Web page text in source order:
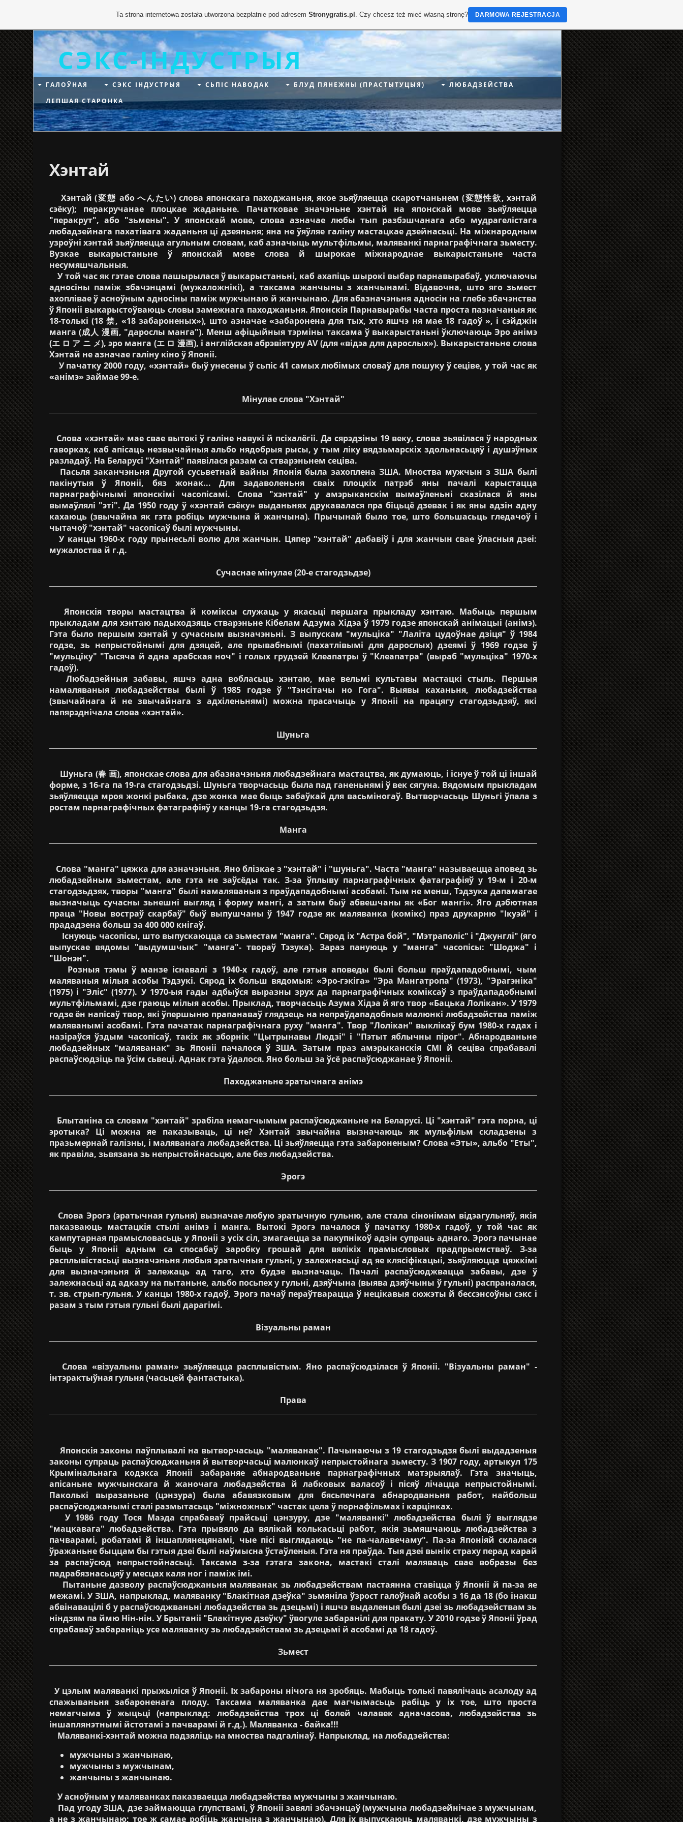
СЭКС-ІНДУСТРЫЯ
ГАЛОЎНАЯ СЭКС ІНДУСТРЫЯ СЬПІС НАВОДАК БЛУД ПЯНЕЖНЫ (ПРАСТЫТУЦЫЯ)
ЛЮБАДЗЕЙСТВА
ЛЕПШАЯ СТАРОНКА
Хэнтай
Хэнтай (変態 або へんたい) слова японскага паходжаньня, якое зьяўляецца скаротчаньнем (変態性欲, хэнтай
сэёку); перакручанае плоцкае жаданьне. Пачатковае значэньне хэнтай на японскай мове зьяўляецца
"перакрут", або "зьмены". У японскай мове, слова азначае любы тып разбэшчанага або мудрагелістага
любадзейнага пахатівага жаданьня ці дзеяньня; яна не ўяўляе галіну мастацкае дзейнасьці. На міжнародным
узроўні хэнтай зьяўляецца агульным словам, каб азначыць мультфільмы, маляванкі парнаграфічнага зьместу.
Вузкае выкарыстаньне ў японскай мове слова й шырокае міжнароднае выкарыстаньне часта
несумяшчальныя.
У той час як гэтае слова пашырылася ў выкарыстаньні, каб ахапіць шырокі выбар парнавырабаў, уключаючы
адносіны паміж збачэнцамі (мужаложнікі), а таксама жанчыны з жанчынамі. Відавочна, што яго зьмест
ахоплівае ў асноўным адносіны паміж мужчынаю й жанчынаю. Для абазначэньня адносін на глебе збачэнства
ў Японіі выкарыстоўваюць словы замежнага паходжаньня. Японскія Парнавырабы часта проста пазначаныя як
18-толькі (18 禁, «18 забароненых»), што азначае «забаронена для тых, хто яшчэ ня мае 18 гадоў », і сэйджін
манга (成人 漫画, "дарослы манга"). Менш афіцыйныя тэрміны таксама ў выкарыстаньні ўключаюць Эро анімэ
(エ ロ ア ニ メ), эро манга (エ ロ 漫画), і англійская абрэвіятуру AV (для «відэа для дарослых»). Выкарыстаньне слова
Хэнтай не азначае галіну кіно ў Японіі.
У пачатку 2000 году, «хэнтай» быў унесены ў сьпіс 41 самых любімых словаў для пошуку ў сеціве, у той час як
«анімэ» займае 99-е.
Мінулае слова "Хэнтай"
Слова «хэнтай» мае свае вытокі ў галіне навукі й псіхалёгіі. Да сярэдзіны 19 веку, слова зьявілася ў народных
гаворках, каб апісаць незвычайныя альбо нядобрыя рысы, у тым ліку вядзьмарскіх здольнасьцяў і душэўных
разладаў. На Беларусі "Хэнтай" паявілася разам са стварэньнем сеціва.
Пасьля заканчэньня Другой сусьветнай вайны Японія была захоплена ЗША. Мноства мужчын з ЗША былі
пакінутыя ў Японіі, бяз жонак... Для задаволеньня сваіх плоцкіх патрэб яны пачалі карыстацца
парнаграфічнымі японскімі часопісамі. Слова "хэнтай" у амэрыканскім вымаўленьні сказілася й яны
вымаўлялі "эті". Да 1950 году ў «хэнтай сэёку» выданьнях друкавалася пра біцьцё дзевак і як яны адзін адну
кахаюць (звычайна як гэта робіць мужчына й жанчына). Прычынай было тое, што большасьць гледачоў і
чытачоў "хэнтай" часопісаў былі мужчыны.
У канцы 1960-х году прынесьлі волю для жанчын. Цяпер "хэнтай" дабавіў і для жанчын свае ўласныя дзеі:
мужалоства й г.д.
Сучаснае мінулае (20-е стагодзьдзе)
Японскія творы мастацтва й коміксы служаць у якасьці першага прыкладу хэнтаю. Мабыць першым
прыкладам для хэнтаю падыходзяць стварэньне Кібелам Адзума Хідэа ў 1979 годзе японскай анімацыі (анімэ).
Гэта было першым хэнтай у сучасным вызначэньні. З выпускам "мульціка" "Лаліта цудоўнае дзіця" ў 1984
годзе, зь непрыстойнымі для дзяцей, але прывабнымі (пахатлівымі для дарослых) дзеямі ў 1969 годзе ў
"мульціку" "Тысяча й адна арабская ноч" і голых грудзей Клеапатры ў "Клеапатра" (выраб "мульціка" 1970-х
гадоў).
Любадзейныя забавы, яшчэ адна вобласьць хэнтаю, мае вельмі культавы мастацкі стыль. Першыя
намаляваныя любадзействы былі ў 1985 годзе ў "Тэнсітачы но Гога". Выявы каханьня, любадзейства
(звычайнага й не звычайнага з адхіленьнямі) можна прасачыць у Японіі на працягу стагодзьдзяў, які
папярэднічала слова «хэнтай».
Шуньга
Шуньга (春 画), японскае слова для абазначэньня любадзейнага мастацтва, як думаюць, і існуе ў той ці іншай
форме, з 16-га па 19-га стагодзьдзі. Шуньга творчасьць была пад ганеньнямі ў век сягуна. Вядомым прыкладам
зьяўляецца мроя жонкі рыбака, дзе жонка мае быць забаўкай для васьміногаў. Вытворчасьць Шуньгі ўпала з
ростам парнаграфічных фатаграфіяў у канцы 19-га стагодзьдзя.
Манга
Слова "манга" цяжка для азначэньня. Яно блізкае з "хэнтай" і "шуньга". Часта "манга" называецца аповед зь
любадзейным зьместам, але гэта не заўсёды так. З-за ўплыву парнаграфічных фатаграфіяў у 19-м і 20-м
стагодзьдзях, творы "манга" былі намаляваныя з праўдападобнымі асобамі. Тым не менш, Тэдзука дапамагае
вызначыць сучасны зьнешні выгляд і форму мангі, а затым быў абвешчаны як «Бог мангі». Яго дэбютная
праца "Новы востраў скарбаў" быў выпушчаны ў 1947 годзе як маляванка (комікс) праз друкарню "Ікуэй" і
прададзена больш за 400 000 кнігаў.
Існуюць часопісы, што выпускаюцца са зьместам "манга". Сярод іх "Астра бой", "Мэтраполіс" і "Джунглі" (яго
выпускае вядомы "выдумшчык" "манга"- твораў Тэзука). Зараз пануюць у "манга" часопісы: "Шоджа" і
"Шонэн".
Розныя тэмы ў манзе існавалі з 1940-х гадоў, але гэтыя аповеды былі больш праўдападобнымі, чым
маляваныя мілыя асобы Тэдзукі. Сярод іх больш вядомыя: «Эро-гэкіга» "Эра Мангатропа" (1973), "Эрагэніка"
(1975) і "Эліс" (1977). У 1970-ыя гады адбыўся выразны зрух да парнаграфічных коміксаў з праўдападобнымі
мультфільмамі, дзе граюць мілыя асобы. Прыклад, творчасьць Азума Хідэа й яго твор «Бацька Лолікан». У 1979
годзе ён напісаў твор, які ўпершыню прапанаваў глядзець на непраўдападобныя малюнкі любадзейства паміж
маляванымі асобамі. Гэта пачатак парнаграфічнага руху "манга". Твор "Лолікан" выклікаў бум 1980-х гадах і
назіраўся ўздым часопісаў, такіх як зборнік "Цытрынавы Людзі" і "Пэтыт яблычны пірог". Абнародваньне
любадзейных "маляванак" зь Японіі пачалося ў ЗША. Затым праз амэрыканскія СМІ й сеціва спрабавалі
распаўсюдзіць па ўсім сьвеці. Аднак гэта ўдалося. Яно больш за ўсё распаўсюджанае ў Японіі.
Паходжаньне эратычнага анімэ
Блытаніна са словам "хэнтай" зрабіла немагчымым распаўсюджаньне на Беларусі. Ці "хэнтай" гэта порна, ці
эротыка? Ці можна яе паказываць, ці не? Хэнтай звычайна вызначаюць як мульфільм складзены з
празьмернай галізны, і маляванага любадзейства. Ці зьяўляецца гэта забароненым? Слова «Эты», альбо "Еты",
як правіла, зьвязана зь непрыстойнасьцю, але без любадзейства.
Эрогэ
Слова Эрогэ (эратычная гульня) вызначае любую эратычную гульню, але стала сінонімам відэагульняў, якія
паказваюць мастацкія стылі анімэ і манга. Вытокі Эрогэ пачалося ў пачатку 1980-х гадоў, у той час як
кампутарная прамысловасьць у Японіі з усіх сіл, змагаецца за пакупнікоў адзін супраць аднаго. Эрогэ пачынае
быць у Японіі адным са спосабаў заробку грошай для вялікіх прамысловых прадпрыемстваў. З-за
расплывістасьці вызначэньня любыя эратычныя гульні, у залежнасьці ад яе клясіфікацыі, зьяўляюцца цяжкімі
для вызначэньня й залежаць ад таго, хто будзе вызначаць. Пачалі распаўсюджвацца забавы, дзе ў
залежнасьці ад адказу на пытаньне, альбо посьпех у гульні, дзяўчына (выява дзяўчыны ў гульні) распраналася,
т. зв. стрып-гульня. У канцы 1980-х гадоў, Эрогэ пачаў пераўтварацца ў нецікавыя сюжэты й бессэнсоўны сэкс і
разам з тым гэтыя гульні былі дарагімі.
Візуальны раман
Слова «візуальны раман» зьяўляецца расплывістым. Яно распаўсюдзілася ў Японіі. "Візуальны раман" -
інтэрактыўная гульня (часьцей фантастыка).
Права
Японскія законы паўплывалі на вытворчасьць "маляванак". Пачынаючы з 19 стагодзьдзя былі выдадзеныя
законы супраць распаўсюджаньня й вытворчасьці малюнкаў непрыстойнага зьместу. З 1907 году, артыкул 175
Крымінальнага кодэкса Японіі забараняе абнародваньне парнаграфічных матэрыялаў. Гэта значыць,
апісаньне мужчынскага й жаночага любадзейства й лабковых валасоў і пісяў лічацца непрыстойнымі.
Паколькі выразаньне (цэнзура) была абавязковым для бясьпечнага абнародваньня работ, найбольш
распаўсюджанымі сталі размытасьць "міжножных" частак цела ў порнафільмах і карцінках.
У 1986 году Тося Маэда спрабаваў прайсьці цэнзуру, дзе "маляванкі" любадзейства былі ў выглядзе
"мацкавага" любадзейства. Гэта прывяло да вялікай колькасьці работ, якія зьмяшчаюць любадзейства з
пачварамі, робатамі й іншаплянецянамі, чые пісі выглядаюць "не па-чалавечаму". Па-за Японіяй склалася
ўражаньне быццам бы гэтыя дзеі былі наўмысна ўстаўленыя. Гэта ня праўда. Тыя дзеі вынік страху перад карай
за распаўсюд непрыстойнасьці. Таксама з-за гэтага закона, мастакі сталі маляваць свае вобразы без
падрабязнасьцяў у месцах каля ног і паміж імі.
Пытаньне дазволу распаўсюджаньня маляванак зь любадзействам пастаянна ставіцца ў Японіі й па-за яе
межамі. У ЗША, напрыклад, маляванку "Блакітная дзеўка" зьмяніла ўзрост галоўнай асобы з 16 да 18 (бо інакш
абвінавацілі б у распаўсюджваньні любадзейства зь дзецьмі) і яшчэ выдаленыя былі дзеі зь любадзействам зь
ніндзям па ймю Нін-нін. У Брытаніі "Блакітную дзеўку" ўвогуле забаранілі для пракату. У 2010 годзе ў Японіі ўрад
спрабаваў забараніць усе маляванку зь любадзействам зь дзецьмі й асобамі да 18 гадоў.
Зьмест
У цэлым маляванкі прыжыліся ў Японіі. Іх забароны нічога ня зробяць. Мабыць толькі павялічаць асалоду ад
спажываньня забароненага плоду. Таксама маляванка дае магчымасьць рабіць у іх тое, што проста
немагчыма ў жыцьці (напрыклад: любадзейства трох ці болей чалавек адначасова, любадзейства зь
іншаплянэтнымі йстотамі з пачварамі й г.д.). Маляванка - байка!!!
Маляванкі-хэнтай можна падзяліць на мноства падгалінаў. Напрыклад, на любадзейства:
мужчыны з жанчынаю,
мужчыны з мужчынам,
жанчыны з жанчынаю.
У асноўным у маляванках паказваецца любадзейства мужчыны з жанчынаю.
Пад угоду ЗША, дзе займаюцца глупствамі, ў Японіі завялі збачэнцаў (мужчына любадзейнічае з мужчынам,
а не з жанчынаю; тое ж самае робіць жанчына з жанчынаю). Для іх выпускаюць маляванкі, дзе мужчыны з
Ta strona internetowa została utworzona bezpłatnie pod adresem Stronygratis.pl . Czy chcesz też mieć własną stronę? DARMOWA REJESTRACJA